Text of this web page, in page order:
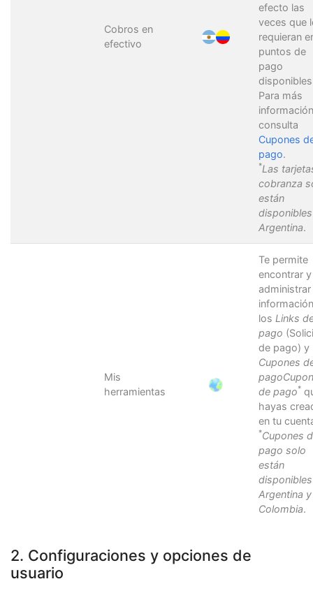
Cobros en
efectivo
efecto las
veces que
requieran
puntos de
pago
Para más
consulta
Cupones
pago.
*Las
cobranza
están
Argentina.
Mis
herramientas
Te permite
encontrar y
administrar
los Links
pago
de pago) y
Cupones
de pago*
hayas
en tu
*Cupones
pago solo
están
Argentina y
Colombia.
2. Configuraciones y opciones de
usuario